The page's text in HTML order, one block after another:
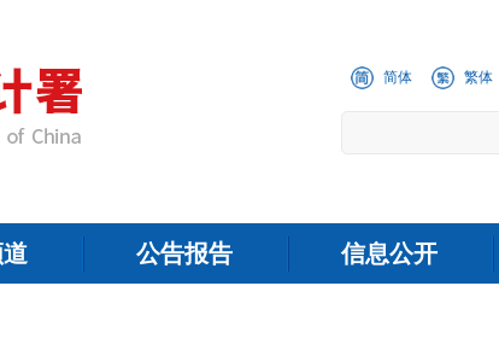
简体 繁体
公告报告 信息公开